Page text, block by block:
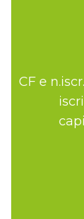
CF e